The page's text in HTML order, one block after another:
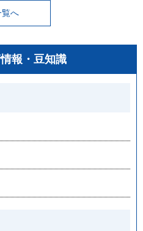
覧へ
報・豆知識